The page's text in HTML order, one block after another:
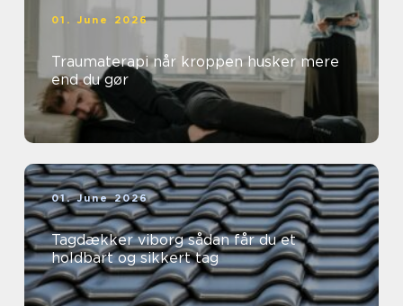
01. June 2026
Traumaterapi når kroppen husker mere
end du gør
01. June 2026
Tagdækker viborg sådan får du et
holdbart og sikkert tag